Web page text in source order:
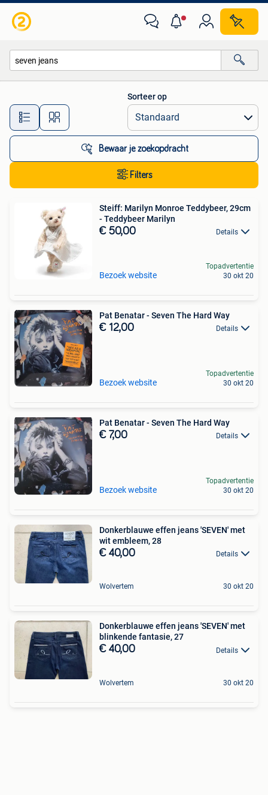
Alle afstanden…
Sorteer op
Bewaar je zoekopdracht
Filters
Steiff: Marilyn Monroe Teddybeer, 29cm
- Teddybeer Marilyn
€ 50,00 Details
Bezoek website
Topadvertentie
30 okt 20
Pat Benatar - Seven The Hard Way
€ 12,00 Details
Bezoek website
Topadvertentie
30 okt 20
Pat Benatar - Seven The Hard Way
€ 7,00 Details
Bezoek website
Topadvertentie
30 okt 20
Donkerblauwe effen jeans 'SEVEN' met
wit embleem, 28
€ 40,00 Details
Wolvertem 30 okt 20
Donkerblauwe effen jeans 'SEVEN' met
blinkende fantasie, 27
€ 40,00 Details
Wolvertem 30 okt 20